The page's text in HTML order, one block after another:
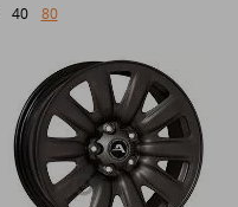
40 80